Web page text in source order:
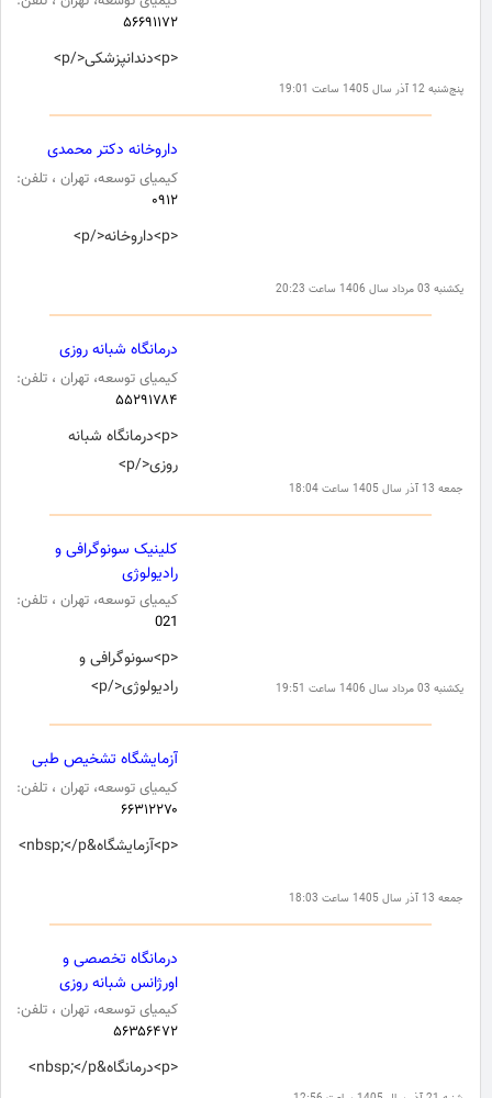
پنج‌شنبه 12 آذر سال 1405 ساعت 19:01
۵۶۶۹۱۱۷۲
<p>دندانپزشکی</p>
یکشنبه 03 مرداد سال 1406 ساعت 20:23
داروخانه دکتر محمدی
کیمیای توسعه، تهران ، تلفن:
۰۹۱۲
<p>داروخانه</p>
جمعه 13 آذر سال 1405 ساعت 18:04
درمانگاه شبانه روزی
کیمیای توسعه، تهران ، تلفن:
۵۵۲۹۱۷۸۴
<p>درمانگاه شبانه
روزی</p>
یکشنبه 03 مرداد سال 1406 ساعت 19:51
کلینیک سونوگرافی و
رادیولوژی
کیمیای توسعه، تهران ، تلفن:
021
<p>سونوگرافی و
رادیولوژی</p>
جمعه 13 آذر سال 1405 ساعت 18:03
آزمایشگاه تشخیص طبی
کیمیای توسعه، تهران ، تلفن:
۶۶۳۱۲۲۷۰
<p>آزمایشگاه&nbsp;</p>
درمانگاه تخصصی و
اورژانس شبانه روزی
کیمیای توسعه، تهران ، تلفن:
۵۶۳۵۶۴۷۲
<p>درمانگاه&nbsp;</p>